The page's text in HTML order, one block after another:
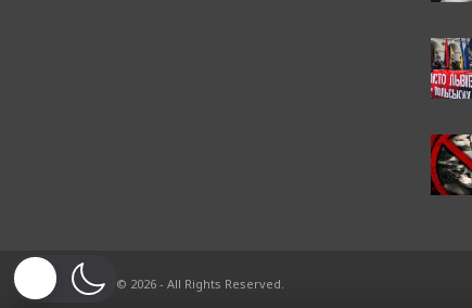
© 2026 - All Rights Reserved.